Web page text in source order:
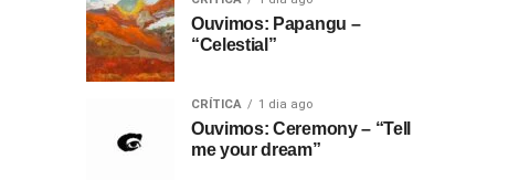
Ouvimos: Papangu –
“Celestial”
CRÍTICA 1 dia ago
Ouvimos: Ceremony – “Tell
me your dream”